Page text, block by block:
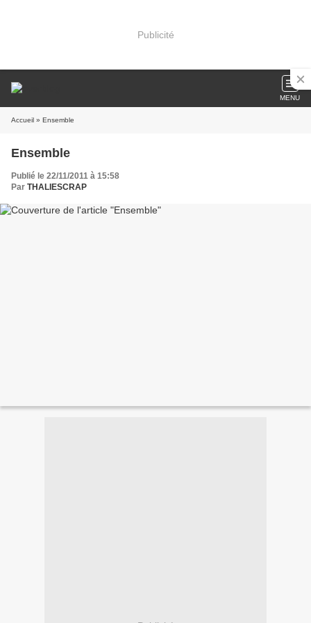
Publicité
MENU
Accueil » Ensemble
Ensemble
Publié le 22/11/2011 à 15:58
Par THALIESCRAP